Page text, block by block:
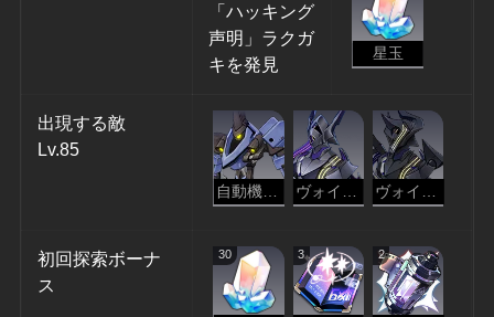
「ハッキング
声明」ラクガ
キを発見
星玉
出現する敵
Lv.85
初回探索ボーナ
ス
30 3 2